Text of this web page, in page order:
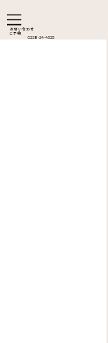
お問い合わ​せ
ご予約
0238-24-4525